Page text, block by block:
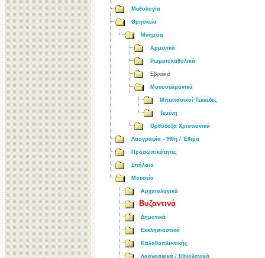
Μυθολογία
Θρησκεία
Μνημεία
Αρμενικά
Ρωμαιοκαθολικά
Εβραϊκά
Μουσουλμανικά
Μπεκτασικοί Τεκκέδες
Τεμένη
Ορθόδοξα Χριστιανικά
Λαογραφία - Ήθη / Έθιμα
Προσωπικότητες
Σπήλαια
Μουσεία
Αρχαιολογικά
Βυζαντινά
Δημοτικά
Εκκλησιαστικά
Καλαθοπλεκτικής
Λαογραφικά / Εθνολογικά